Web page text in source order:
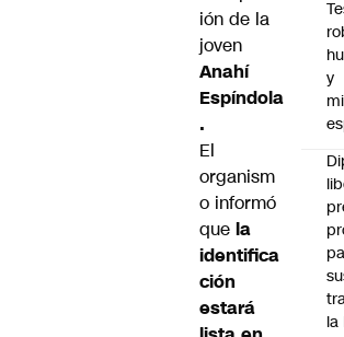
ión de la
joven
Anahí
Espíndola
.
El
organism
o informó
que la
identifica
ción
estará
y
la